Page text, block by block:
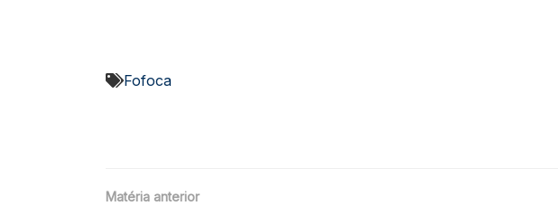
Fofoca
Matéria anterior